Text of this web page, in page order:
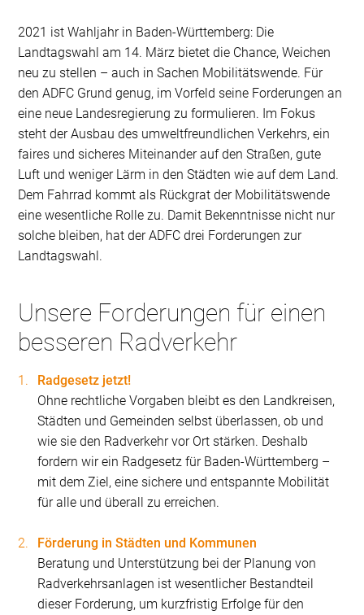
2021 ist Wahljahr in Baden-Württemberg: Die
Landtagswahl am 14. März bietet die Chance, Weichen
neu zu stellen – auch in Sachen Mobilitätswende. Für
den ADFC Grund genug, im Vorfeld seine Forderungen an
eine neue Landesregierung zu formulieren. Im Fokus
steht der Ausbau des umweltfreundlichen Verkehrs, ein
faires und sicheres Miteinander auf den Straßen, gute
Luft und weniger Lärm in den Städten wie auf dem Land.
Dem Fahrrad kommt als Rückgrat der Mobilitätswende
eine wesentliche Rolle zu. Damit Bekenntnisse nicht nur
solche bleiben, hat der ADFC drei Forderungen zur
Landtagswahl.
Unsere Forderungen für einen
besseren Radverkehr
Radgesetz jetzt!
Ohne rechtliche Vorgaben bleibt es den Landkreisen,
Städten und Gemeinden selbst überlassen, ob und
wie sie den Radverkehr vor Ort stärken. Deshalb
fordern wir ein Radgesetz für Baden-Württemberg –
mit dem Ziel, eine sichere und entspannte Mobilität
für alle und überall zu erreichen.
Förderung in Städten und Kommunen
Beratung und Unterstützung bei der Planung von
Radverkehrsanlagen ist wesentlicher Bestandteil
dieser Forderung, um kurzfristig Erfolge für den